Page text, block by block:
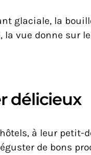
glaciale, la
la vue donne sur
délicieux
à leur petit-
de bons